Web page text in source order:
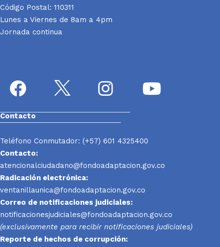
Código Postal: 110311
Lunes a Viernes de 8am a 4pm
Jornada continua
Contacto
Teléfono Conmutador: (+57) 601 4325400
Contacto:
atencionalciudadano@fondoadaptacion.gov.co
Radicación electrónica:
ventanillaunica@fondoadaptacion.gov.co
Correo de notificaciones judiciales:
notificacionesjudiciales@fondoadaptacion.gov.co
(exclusivamente para recibir notificaciones judiciales)
Reporte de hechos de corrupción: